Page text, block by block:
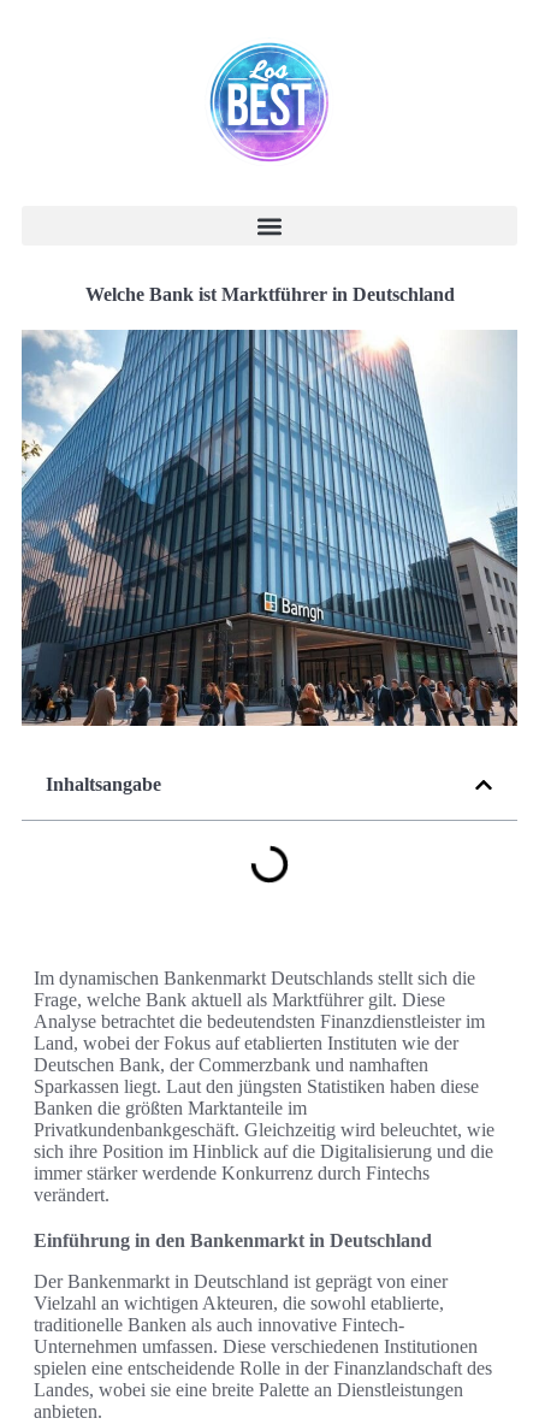
Welche Bank ist Marktführer in Deutschland
Inhaltsangabe
Im dynamischen Bankenmarkt Deutschlands stellt sich die
Frage, welche Bank aktuell als Marktführer gilt. Diese
Analyse betrachtet die bedeutendsten Finanzdienstleister im
Land, wobei der Fokus auf etablierten Instituten wie der
Deutschen Bank, der Commerzbank und namhaften
Sparkassen liegt. Laut den jüngsten Statistiken haben diese
Banken die größten Marktanteile im
Privatkundenbankgeschäft. Gleichzeitig wird beleuchtet, wie
sich ihre Position im Hinblick auf die Digitalisierung und die
immer stärker werdende Konkurrenz durch Fintechs
verändert.
Einführung in den Bankenmarkt in Deutschland
Der Bankenmarkt in Deutschland ist geprägt von einer
Vielzahl an wichtigen Akteuren, die sowohl etablierte,
traditionelle Banken als auch innovative Fintech-
Unternehmen umfassen. Diese verschiedenen Institutionen
spielen eine entscheidende Rolle in der Finanzlandschaft des
Landes, wobei sie eine breite Palette an Dienstleistungen
anbieten.